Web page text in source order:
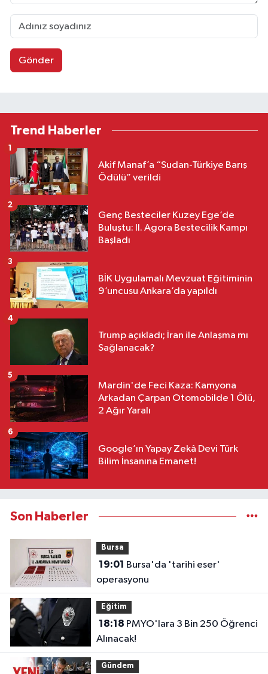
Gönder
Trend Haberler
Akif Manaf’a “Sudan-Türkiye Barış
Ödülü” verildi
1
Genç Besteciler Kuzey Ege’de
Buluştu: II. Agora Bestecilik Kampı
Başladı
2
BİK Uygulamalı Mevzuat Eğitiminin
9’uncusu Ankara’da yapıldı
3
Trump açıkladı; İran ile Anlaşma mı
Sağlanacak?
4
Mardin'de Feci Kaza: Kamyona
Arkadan Çarpan Otomobilde 1 Ölü,
2 Ağır Yaralı
5
Google’ın Yapay Zekâ Devi Türk
Bilim İnsanına Emanet!
6
Son Haberler
Bursa
19:01
operasyonu
Eğitim
18:18
Alınacak!
Gündem